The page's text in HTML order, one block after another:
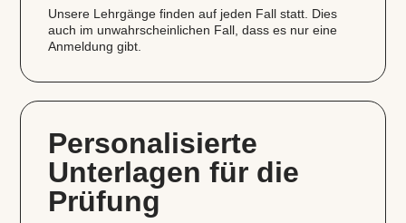
Unsere Lehrgänge finden auf jeden Fall statt. Dies
auch im unwahrscheinlichen Fall, dass es nur eine
Anmeldung gibt.
Personalisierte
Unterlagen für die
Prüfung